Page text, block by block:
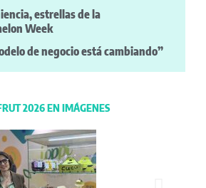
estrellas de la
Week
de negocio está cambiando”
2026 EN IMÁGENES